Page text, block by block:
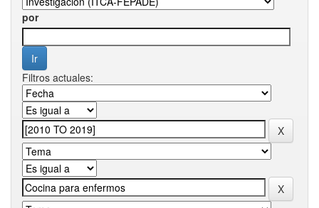
por
Filtros actuales: